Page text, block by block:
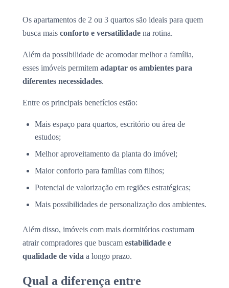
Os apartamentos de 2 ou 3 quartos são ideais para quem
busca mais conforto e versatilidade na rotina.
Além da possibilidade de acomodar melhor a família,
esses imóveis permitem adaptar os ambientes para
diferentes necessidades.
Entre os principais benefícios estão:
Mais espaço para quartos, escritório ou área de
estudos;
Melhor aproveitamento da planta do imóvel;
Maior conforto para famílias com filhos;
Potencial de valorização em regiões estratégicas;
Mais possibilidades de personalização dos ambientes.
Além disso, imóveis com mais dormitórios costumam
atrair compradores que buscam estabilidade e
qualidade de vida a longo prazo.
Qual a diferença entre